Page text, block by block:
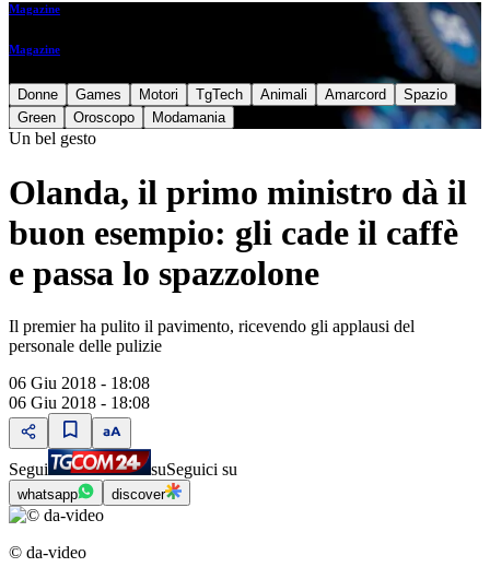
Magazine
Magazine
Donne Games Motori TgTech Animali Amarcord
Spazio
Green
Oroscopo Modamania
Un bel gesto
Olanda, il primo ministro dà il
buon esempio: gli cade il caffè
e passa lo spazzolone
Il premier ha pulito il pavimento, ricevendo gli applausi del
personale delle pulizie
06 Giu 2018 - 18:08
06 Giu 2018 - 18:08
Segui suSeguici su
whatsapp discover
© da-video